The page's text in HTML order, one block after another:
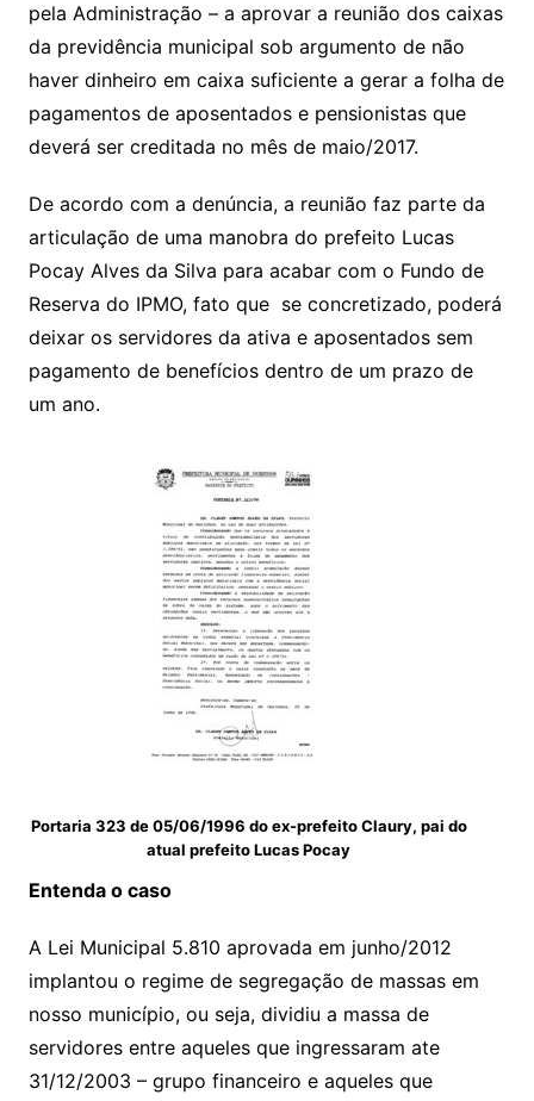
pela Administração – a aprovar a reunião dos caixas
da previdência municipal sob argumento de não
haver dinheiro em caixa suficiente a gerar a folha de
pagamentos de aposentados e pensionistas que
deverá ser creditada no mês de maio/2017.
De acordo com a denúncia, a reunião faz parte da
articulação de uma manobra do prefeito Lucas
Pocay Alves da Silva para acabar com o Fundo de
Reserva do IPMO, fato que se concretizado, poderá
deixar os servidores da ativa e aposentados sem
pagamento de benefícios dentro de um prazo de
um ano.
Portaria 323 de 05/06/1996 do ex-prefeito Claury, pai do
atual prefeito Lucas Pocay
Entenda o caso
A Lei Municipal 5.810 aprovada em junho/2012
implantou o regime de segregação de massas em
nosso município, ou seja, dividiu a massa de
servidores entre aqueles que ingressaram ate
31/12/2003 – grupo financeiro e aqueles que